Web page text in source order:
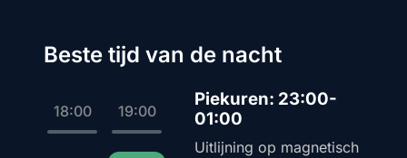
Beste tijd van de nacht
18:00 19:00
Piekuren: 23:00-
01:00
Uitlijning op magnetisch